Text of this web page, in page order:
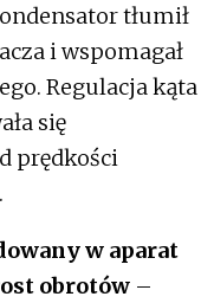
tłumił
i wspomagał
Regulacja kąta
się
prędkości
w aparat
obrotów –